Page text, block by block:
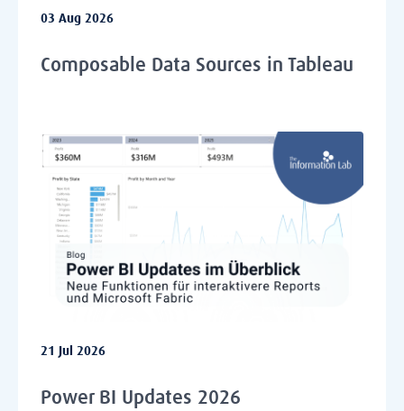
03 Aug 2026
Composable Data Sources in Tableau
21 Jul 2026
Power BI Updates 2026